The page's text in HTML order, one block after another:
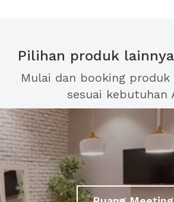
Pilihan produk lainnya
Mulai dan booking
sesuai kebutuhan